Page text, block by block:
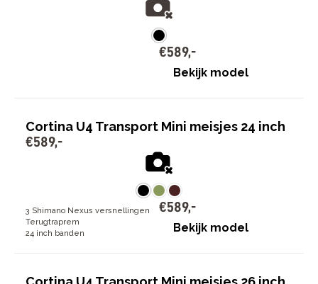
€589,-
Bekijk model
Cortina U4 Transport Mini meisjes 24 inch
€589,-
3 Shimano Nexus versnellingen
Terugtraprem
24 inch banden
€589,-
Bekijk model